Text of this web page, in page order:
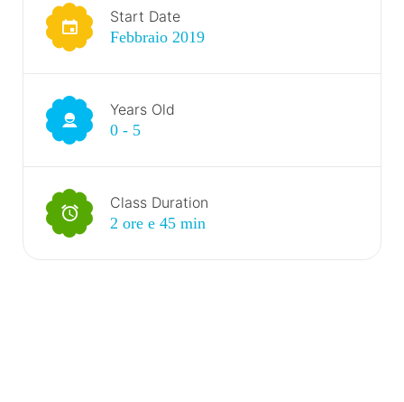
Start Date
Febbraio 2019
Years Old
0 - 5
Class Duration
2 ore e 45 min